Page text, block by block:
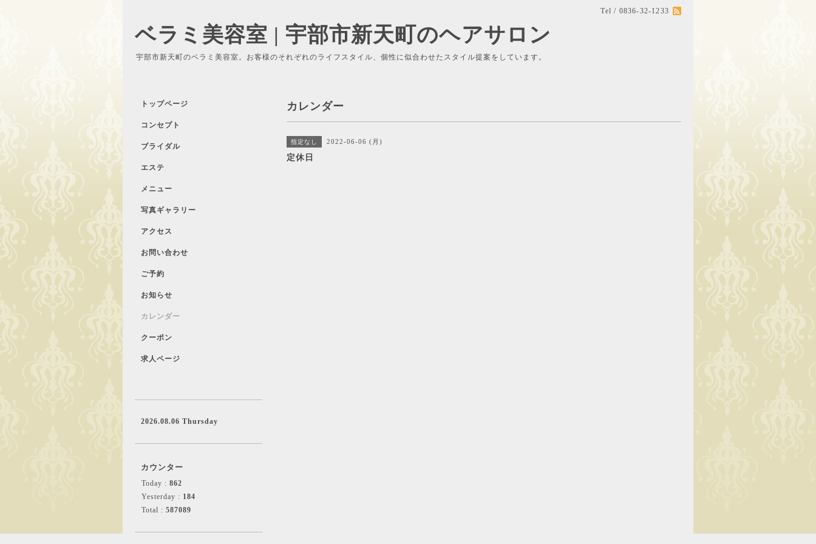
Tel / 0836-32-1233
ベラミ美容室 | 宇部市新天町のヘアサロン
宇部市新天町のベラミ美容室。お客様のそれぞれのライフスタイル、個性に似合わせたスタイル提案をしています。
カレンダー
指定なし 2022-06-06 (月)
定休日
トップページ
コンセプト
ブライダル
エステ
メニュー
写真ギャラリー
アクセス
お問い合わせ
ご予約
お知らせ
カレンダー
クーポン
求人ページ
2026.08.06 Thursday
カウンター
Today : 862
Yesterday : 184
Total : 587089